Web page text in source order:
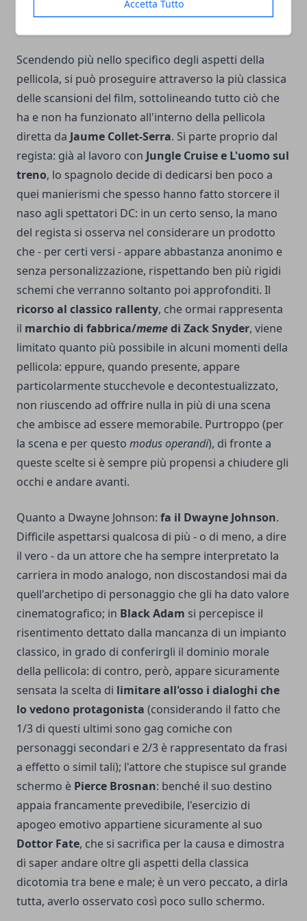
Accetta Tutto
I pregi di Black Adam e ciò che non funziona nella
Scendendo più nello specifico degli aspetti della
pellicola, si può proseguire attraverso la più classica
delle scansioni del film, sottolineando tutto ciò che
ha e non ha funzionato all'interno della pellicola
diretta da Jaume Collet-Serra. Si parte proprio dal
regista: già al lavoro con Jungle Cruise e L'uomo sul
treno, lo spagnolo decide di dedicarsi ben poco a
quei manierismi che spesso hanno fatto storcere il
naso agli spettatori DC: in un certo senso, la mano
del regista si osserva nel considerare un prodotto
che - per certi versi - appare abbastanza anonimo e
senza personalizzazione, rispettando ben più rigidi
schemi che verranno soltanto poi approfonditi. Il
ricorso al classico rallenty, che ormai rappresenta
il marchio di fabbrica/memedi Zack Snyder, viene
limitato quanto più possibile in alcuni momenti della
pellicola: eppure, quando presente, appare
particolarmente stucchevole e decontestualizzato,
non riuscendo ad offrire nulla in più di una scena
che ambisce ad essere memorabile. Purtroppo (per
la scena e per questo modus operandi), di fronte a
queste scelte si è sempre più propensi a chiudere gli
occhi e andare avanti.
Quanto a Dwayne Johnson: fa il Dwayne Johnson.
Difficile aspettarsi qualcosa di più - o di meno, a dire
il vero - da un attore che ha sempre interpretato la
carriera in modo analogo, non discostandosi mai da
quell'archetipo di personaggio che gli ha dato valore
cinematografico; in Black Adam si percepisce il
risentimento dettato dalla mancanza di un impianto
classico, in grado di conferirgli il dominio morale
della pellicola: di contro, però, appare sicuramente
sensata la scelta di limitare all'osso i dialoghi che
lo vedono protagonista (considerando il fatto che
1/3 di questi ultimi sono gag comiche con
personaggi secondari e 2/3 è rappresentato da frasi
a effetto o simil tali); l'attore che stupisce sul grande
schermo è Pierce Brosnan: benché il suo destino
appaia francamente prevedibile, l'esercizio di
apogeo emotivo appartiene sicuramente al suo
Dottor Fate, che si sacrifica per la causa e dimostra
di saper andare oltre gli aspetti della classica
dicotomia tra bene e male; è un vero peccato, a dirla
tutta, averlo osservato così poco sullo schermo.